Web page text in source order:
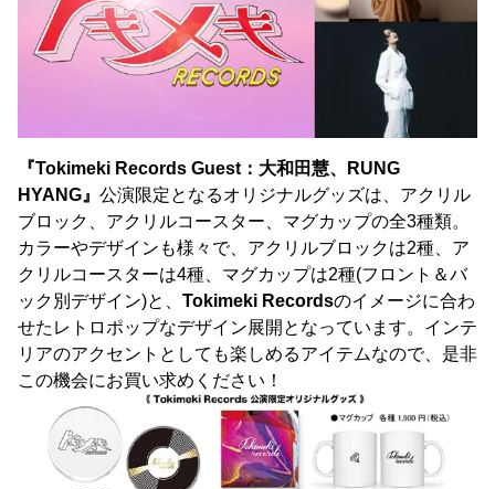
『Tokimeki Records Guest：大和田慧、RUNG
HYANG』 公演限定となるオリジナルグッズは、アクリル
ブロック、アクリルコースター、マグカップの全3種類。
カラーやデザインも様々で、アクリルブロックは2種、ア
クリルコースターは4種、マグカップは2種(フロント＆バ
ック別デザイン)と、 Tokimeki Recordsのイメージに合わ
せたレトロポップなデザイン展開となっています。インテ
リアのアクセントとしても楽しめるアイテムなので、是非
この機会にお買い求めください！